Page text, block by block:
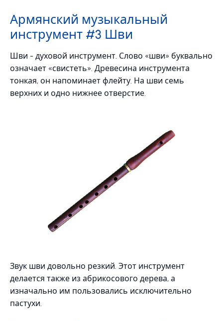
Армянский музыкальный
инструмент #3 Шви
Шви - духовой инструмент. Слово «шви» буквально
означает «свистеть». Древесина инструмента
тонкая, он напоминает флейту. На шви семь
верхних и одно нижнее отверстие.
Звук шви довольно резкий. Этот инструмент
делается также из абрикосового дерева, а
изначально им пользовались исключительно
пастухи.